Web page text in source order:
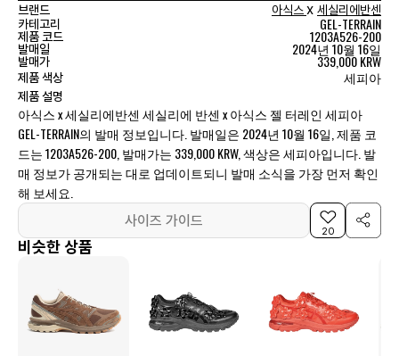
브랜드 아식스x 세실리에반센
카테고리
GEL-TERRAIN
제품 코드 1203A526-200
발매일 2024년 10월 16일
발매가 339,000 KRW
제품 색상 세피아
제품 설명
아식스 x 세실리에반센 세실리에 반센 x 아식스 젤 터레인 세피아
GEL-TERRAIN의 발매 정보입니다. 발매일은 2024년 10월 16일, 제품 코
드는 1203A526-200, 발매가는 339,000 KRW, 색상은 세피아입니다. 발
매 정보가 공개되는 대로 업데이트되니 발매 소식을 가장 먼저 확인
해 보세요.
사이즈 가이드
20
비슷한 상품